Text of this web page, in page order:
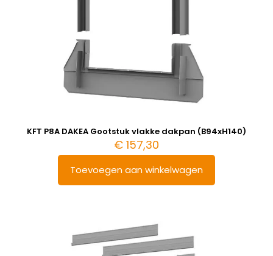
KFT P8A DAKEA Gootstuk vlakke dakpan (B94xH140)
€ 157,30
Toevoegen aan winkelwagen